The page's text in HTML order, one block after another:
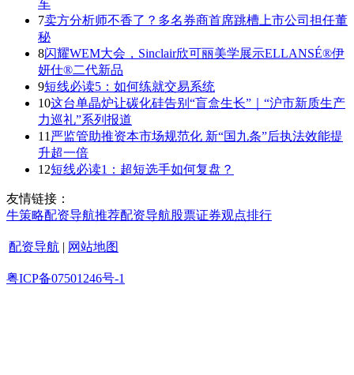
车
7卖方分析师不香了？多名券商首席跳槽上市公司担任董
秘
8闪耀WEM大会，Sinclair欣可丽美学展示ELLANSÉ®伊
妍仕®二代新品
9短线必读5：如何练就交易系统
10这台单晶炉让碳化硅告别“盲盒生长”｜“沪市新质生产
力巡礼”系列报道
11 严监管助推资本市场规范化 新“国九条”后执法效能提
升超一倍
12短线必读1：超短选手如何复盘？
友情链接：
牛策略配资导航推荐配资导航股票证券观点排行
配资导航 | 网站地图
粤ICP备07501246号-1